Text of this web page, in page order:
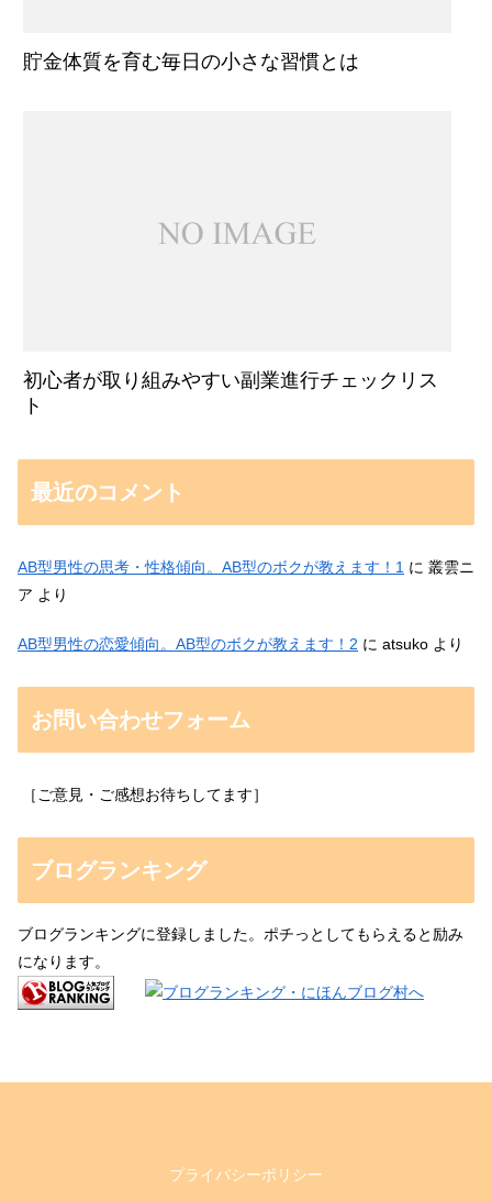
貯金体質を育む毎日の小さな習慣とは
初心者が取り組みやすい副業進行チェックリス
ト
最近のコメント
AB型男性の思考・性格傾向。AB型のボクが教えます！1 に 叢雲ニ
ア より
AB型男性の恋愛傾向。AB型のボクが教えます！2 に atsuko より
お問い合わせフォーム
［ご意見・ご感想お待ちしてます］
ブログランキング
ブログランキングに登録しました。ポチっとしてもらえると励み
になります。
プライバシーポリシー